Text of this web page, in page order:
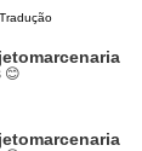
😊